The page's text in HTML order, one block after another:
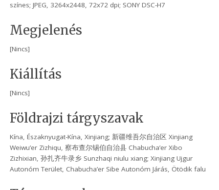
színes; JPEG, 3264x2448, 72x72 dpi; SONY DSC-H7
Megjelenés
[Nincs]
Kiállítás
[Nincs]
Földrajzi tárgyszavak
Kína, Északnyugat-Kína, Xinjiang; 新疆维吾尔自治区 Xinjiang
Weiwu’er Zizhiqu, 察布查尔锡伯自治县 Chabucha’er Xibo
Zizhixian, 孙扎齐牛录乡 Sunzhaqi niulu xiang; Xinjiang Ujgur
Autonóm Terület, Chabucha’er Sibe Autonóm Járás, Ötödik falu